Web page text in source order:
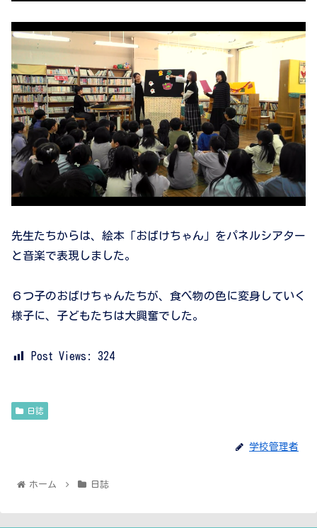
先生たちからは、絵本「おばけちゃん」をパネルシアター
と音楽で表現しました。
６つ子のおばけちゃんたちが、食べ物の色に変身していく
様子に、子どもたちは大興奮でした。
Post Views: 324
日誌
学校管理者
ホーム 日誌